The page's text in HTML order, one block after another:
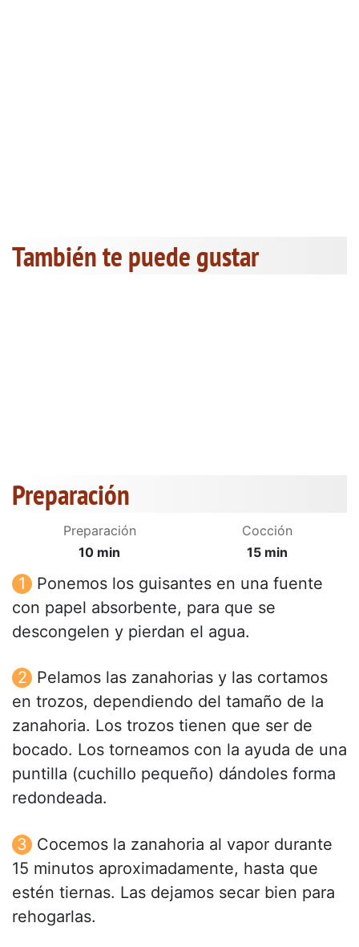
También te puede gustar
Preparación
Preparación
10 min
Cocción
15 min
Ponemos los guisantes en una fuente
con papel absorbente, para que se
descongelen y pierdan el agua.
Pelamos las zanahorias y las cortamos
en trozos, dependiendo del tamaño de la
zanahoria. Los trozos tienen que ser de
bocado. Los torneamos con la ayuda de una
puntilla (cuchillo pequeño) dándoles forma
redondeada.
Cocemos la zanahoria al vapor durante
15 minutos aproximadamente, hasta que
estén tiernas. Las dejamos secar bien para
rehogarlas.